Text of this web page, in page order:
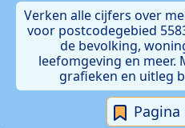
Verken alle cijfers over
voor postcodegebied
de bevolking,
leefomgeving en meer.
grafieken en uitleg